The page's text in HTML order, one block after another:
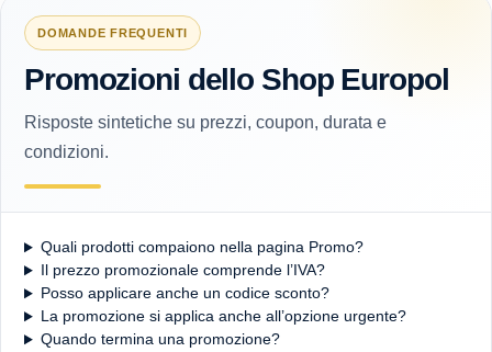
DOMANDE FREQUENTI
Promozioni dello Shop Europol
Risposte sintetiche su prezzi, coupon, durata e
condizioni.
Quali prodotti compaiono nella pagina Promo?
Il prezzo promozionale comprende l’IVA?
Posso applicare anche un codice sconto?
La promozione si applica anche all’opzione urgente?
Quando termina una promozione?